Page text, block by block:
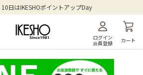
日はIKESHOポイントアップDay
ログイン
会員登録
カート